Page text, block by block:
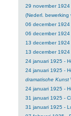
29 november 1924
(Nederl. bewerking
06 december 1924
06 december
13 december
13 december
24 januari 1925 -
24 januari 1925 -
dramatische Kunst
24 januari 1925 -
31 januari 1925 -
31 januari 1925 -